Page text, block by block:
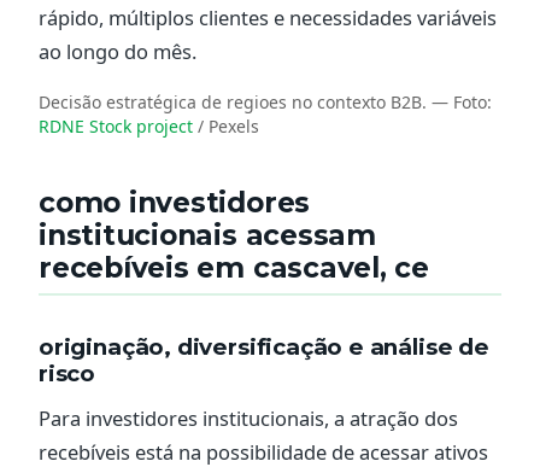
rápido, múltiplos clientes e necessidades variáveis
ao longo do mês.
Decisão estratégica de regioes no contexto B2B. — Foto:
RDNE Stock project / Pexels
como investidores
institucionais acessam
recebíveis em cascavel, ce
originação, diversificação e análise de
risco
Para investidores institucionais, a atração dos
recebíveis está na possibilidade de acessar ativos